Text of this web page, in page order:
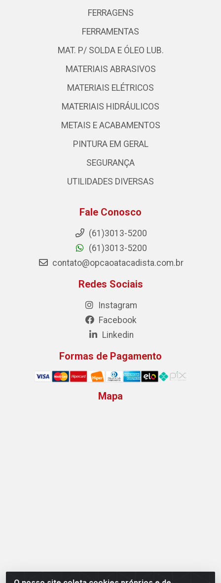
FERRAGENS
FERRAMENTAS
MAT. P/ SOLDA E ÓLEO LUB.
MATERIAIS ABRASIVOS
MATERIAIS ELÉTRICOS
MATERIAIS HIDRÁULICOS
METAIS E ACABAMENTOS
PINTURA EM GERAL
SEGURANÇA
UTILIDADES DIVERSAS
Fale Conosco
(61)3013-5200
(61)3013-5200
contato@opcaoatacadista.com.br
Redes Sociais
Instagram
Facebook
Linkedin
Formas de Pagamento
Mapa